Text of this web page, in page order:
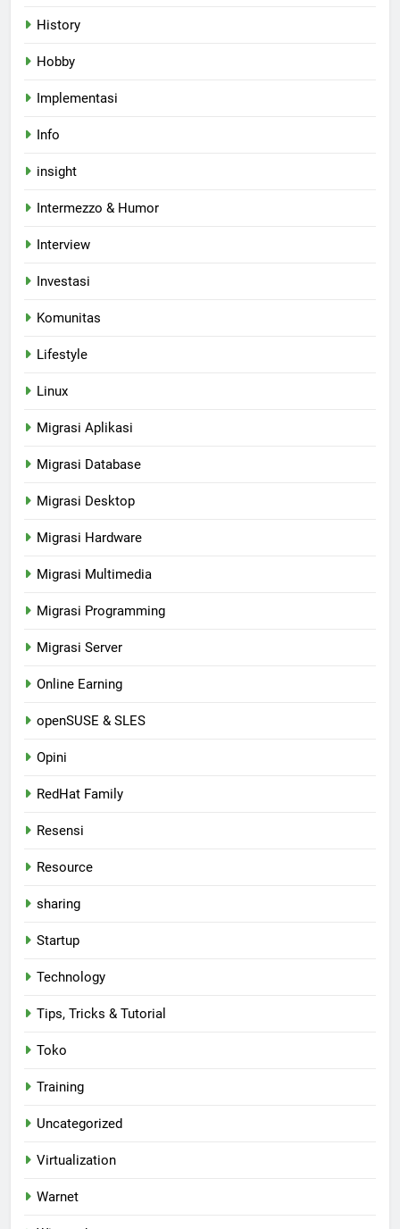
History
Hobby
Implementasi
Info
insight
Intermezzo & Humor
Interview
Investasi
Komunitas
Lifestyle
Linux
Migrasi Aplikasi
Migrasi Database
Migrasi Desktop
Migrasi Hardware
Migrasi Multimedia
Migrasi Programming
Migrasi Server
Online Earning
openSUSE & SLES
Opini
RedHat Family
Resensi
Resource
sharing
Startup
Technology
Tips, Tricks & Tutorial
Toko
Training
Uncategorized
Virtualization
Warnet